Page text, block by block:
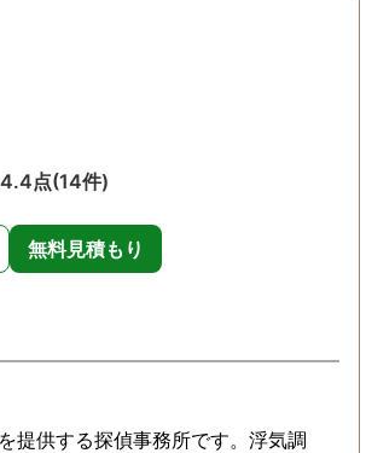
動いてくれました。一人で悩
んできた事だったので、心強
くこの先のアドバイスにも感
謝しています。
4.4点(14件)
無料見積もり
提供する探偵事務所です。浮気調